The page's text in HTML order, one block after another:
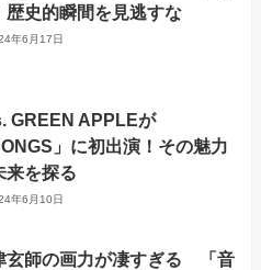
歴史的瞬間を見逃すな
年6月17日
GREEN APPLEが
」に初出演！その魅力
来を探る
年6月10日
玄師の画力が凄すぎる 「音